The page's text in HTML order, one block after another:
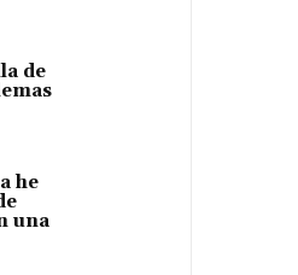
de
he
una